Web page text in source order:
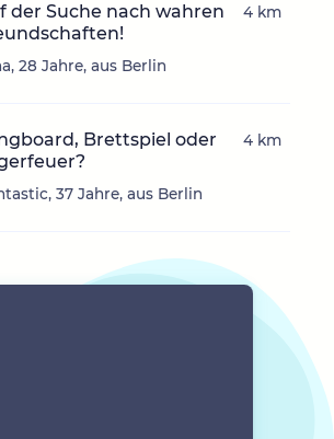
der Suche nach wahren
28 Jahre, aus Berlin
4 km
Brettspiel oder
37 Jahre, aus Berlin
4 km